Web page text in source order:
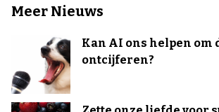
Meer Nieuws
Kan AI ons helpen om
ontcijferen?